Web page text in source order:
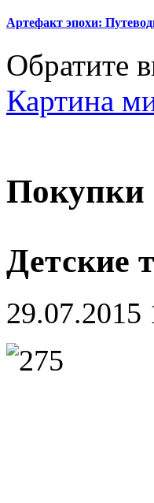
Артефакт эпохи:
Обратите
Картина
Покупки
Детские
29.07.2015